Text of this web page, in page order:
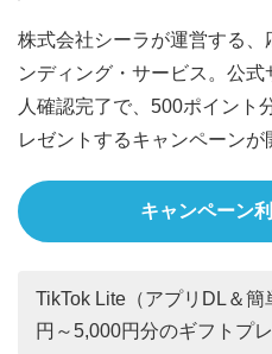
株式会社シーラが運営する
ンディング・サービス。公
人確認完了で、500ポイント
レゼントするキャンペーンが
キャンペーン
TikTok Lite（アプリDL＆
円～5,000円分のギフトプレ